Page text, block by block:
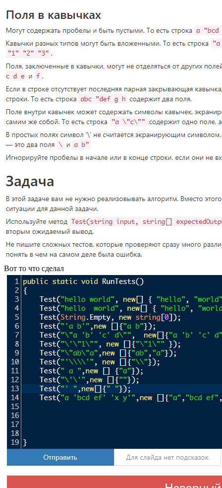
Вот то что сделал